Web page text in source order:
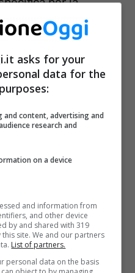
di 10 euro. Di
per l’accesso alla
o cittadinanza di
asks for your
data for the
and content, advertising and
research and
on a device
and information from
and other device
by and shared with 319
site. We and our partners
List of partners.
personal data on the basis